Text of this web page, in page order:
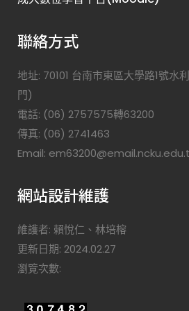
聯絡方式
地址: 70101 台南市東區大學路1號水
門)
電話: (06) 2757575轉63200
傳真: (06) 2741463
Email:
網站設計維護
維護者: 賴悅仁、林培榕
更新日期: 2024.02.27
瀏覽次數: